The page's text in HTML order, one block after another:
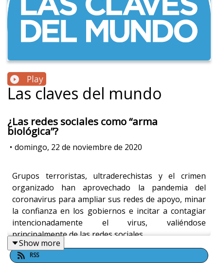
Play
Las claves del mundo
¿Las redes sociales como “arma
biológica”?
• domingo, 22 de noviembre de 2020
Grupos terroristas, ultraderechistas y el crimen
organizado han aprovechado la pandemia del
coronavirus para ampliar sus redes de apoyo, minar
la confianza en los gobiernos e incitar a contagiar
intencionadamente el virus, valiéndose
principalmente de las redes sociales.
Show more
RSS